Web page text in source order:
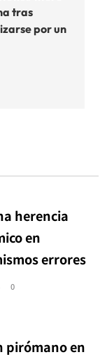
tras
por un
herencia
en
errores
0
pirómano en